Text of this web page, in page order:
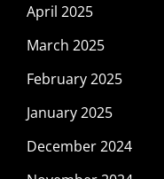
April 2025
March 2025
February 2025
January 2025
December 2024